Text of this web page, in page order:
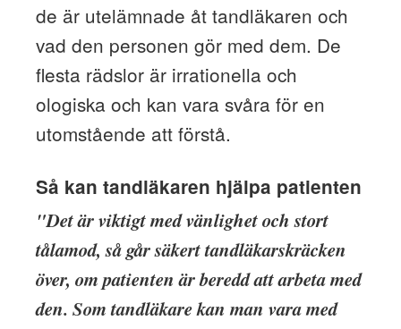
de är utelämnade åt tandläkaren och
vad den personen gör med dem. De
flesta rädslor är irrationella och
ologiska och kan vara svåra för en
utomstående att förstå.
Så kan tandläkaren hjälpa patienten
"Det är viktigt med vänlighet och stort
tålamod, så går säkert tandläkarskräcken
över, om patienten är beredd att arbeta med
den. Som tandläkare kan man vara med